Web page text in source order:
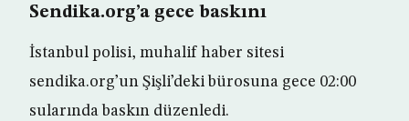
Sendika.org’a gece baskını
İstanbul polisi, muhalif haber sitesi
sendika.org’un Şişli’deki bürosuna gece 02:00
sularında baskın düzenledi.